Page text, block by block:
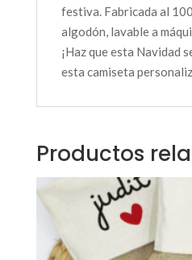
festiva. Fabricada al
algodón, lavable a
¡Haz que esta Navidad
esta camiseta
Productos